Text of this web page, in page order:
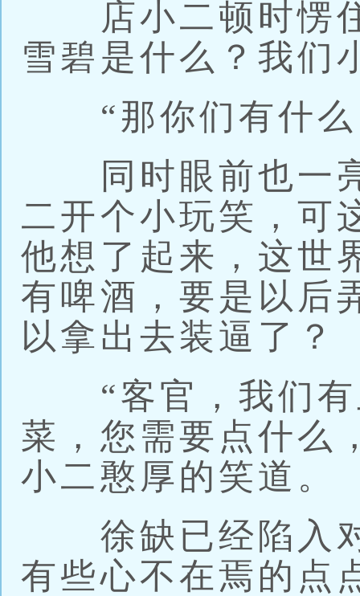
店小二顿时愣
雪碧是什么？我们
“那你们有什么
同时眼前也一亮
二开个小玩笑，可
他想了起来，这世
有啤酒，要是以后
以拿出去装逼了？
“客官，我们有
菜，您需要点什么
小二憨厚的笑道。
徐缺已经陷入对
有些心不在焉的点